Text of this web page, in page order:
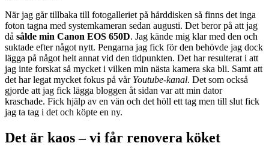
När jag går tillbaka till fotogalleriet på hårddisken så finns det inga
foton tagna med systemkameran sedan augusti. Det beror på att jag
då sålde min Canon EOS 650D. Jag kände mig klar med den och
suktade efter något nytt. Pengarna jag fick för den behövde jag dock
lägga på något helt annat vid den tidpunkten. Det har resulterat i att
jag inte forskat så mycket i vilken min nästa kamera ska bli. Samt att
det har legat mycket fokus på vår Youtube-kanal. Det som också
gjorde att jag fick lägga bloggen åt sidan var att min dator
kraschade. Fick hjälp av en vän och det höll ett tag men till slut fick
jag ta tag i det och köpte en ny.
Det är kaos – vi får renovera köket